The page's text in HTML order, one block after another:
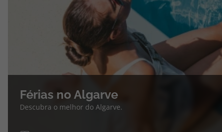
Férias no Algarve
Descubra o melhor do Algarve.